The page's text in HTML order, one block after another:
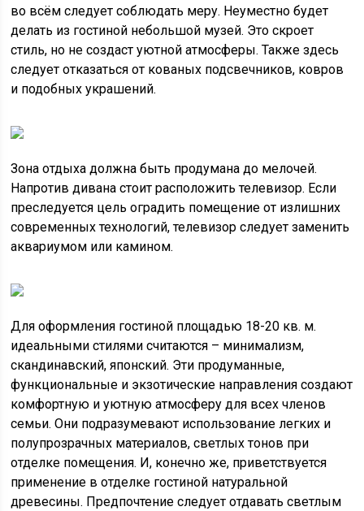
во всём следует соблюдать меру. Неуместно будет
делать из гостиной небольшой музей. Это скроет
стиль, но не создаст уютной атмосферы. Также здесь
следует отказаться от кованых подсвечников, ковров
и подобных украшений.
Зона отдыха должна быть продумана до мелочей.
Напротив дивана стоит расположить телевизор. Если
преследуется цель оградить помещение от излишних
современных технологий, телевизор следует заменить
аквариумом или камином.
Для оформления гостиной площадью 18-20 кв. м.
идеальными стилями считаются – минимализм,
скандинавский, японский. Эти продуманные,
функциональные и экзотические направления создают
комфортную и уютную атмосферу для всех членов
семьи. Они подразумевают использование легких и
полупрозрачных материалов, светлых тонов при
отделке помещения. И, конечно же, приветствуется
применение в отделке гостиной натуральной
древесины. Предпочтение следует отдавать светлым